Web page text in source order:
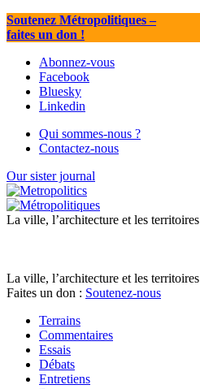
Soutenez Métropolitiques–
faites un don !
Abonnez-vous
Facebook
Bluesky
Linkedin
Qui sommes-nous ?
Contactez-nous
Our sister journal
La ville, l’architecture et les territoires
La ville, l’architecture et les territoires
Faites un don : Soutenez-nous
Terrains
Commentaires
Essais
Débats
Entretiens